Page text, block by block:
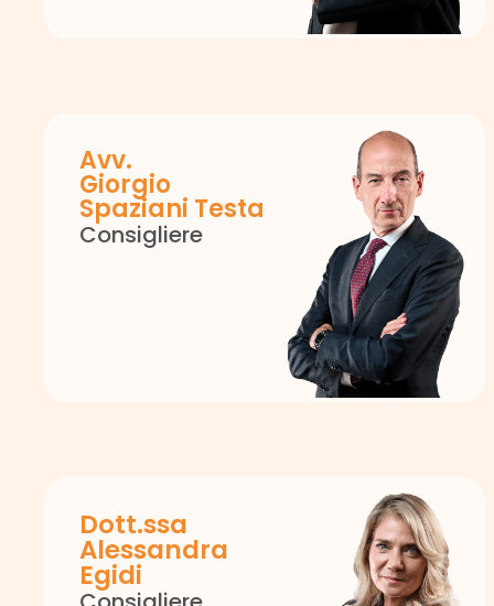
Avv.
Giorgio
Spaziani Testa
Consigliere
Dott.ssa
Alessandra
Egidi